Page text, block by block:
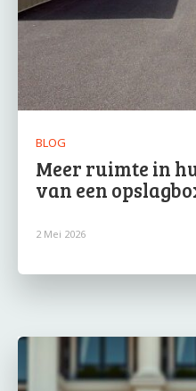
BLOG
Meer ruimte in
van een
2 Mei 2026